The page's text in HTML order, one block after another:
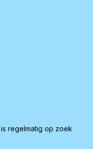
regelmatig op zoek